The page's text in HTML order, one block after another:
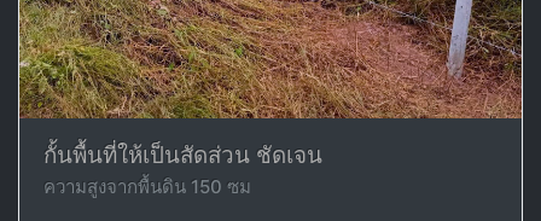
กั้นพื้นที่ให้เป็นสัดส่วน ชัดเจน
ความสูงจากพื้นดิน 150 ซม